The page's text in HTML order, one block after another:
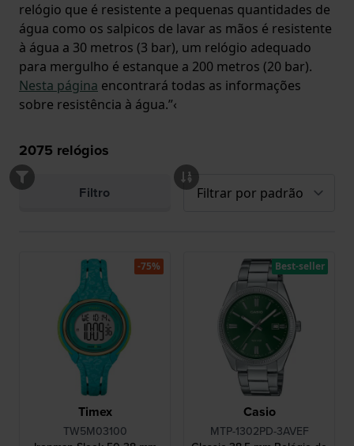
relógio que é resistente a pequenas quantidades de
água como os salpicos de lavar as mãos é resistente
à água a 30 metros (3 bar), um relógio adequado
para mergulho é estanque a 200 metros (20 bar).
Nesta página encontrará todas as informações
sobre resistência à água.”‹
2075 relógios
Filtro
Timex
TW5M03100
-75%
Casio
MTP-1302PD-3AVEF
Best-seller